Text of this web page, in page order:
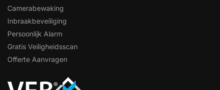
Camerabewaking
Inbraakbeveiliging
Persoonlijk Alarm
Gratis Veiligheidsscan
Offerte Aanvragen